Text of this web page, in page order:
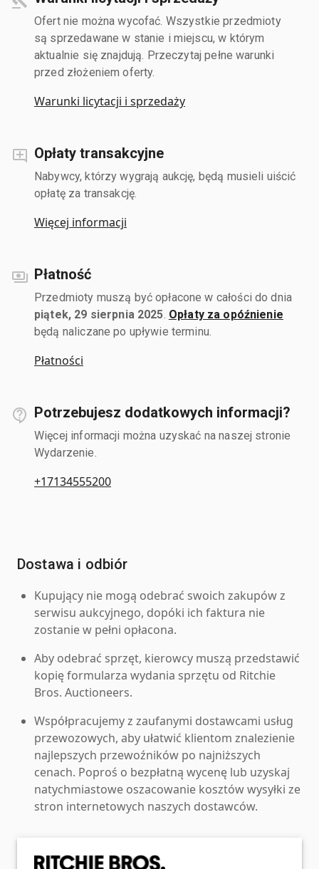
Ofert nie można wycofać. Wszystkie przedmioty
są sprzedawane w stanie i miejscu, w którym
aktualnie się znajdują. Przeczytaj pełne warunki
przed złożeniem oferty.
Warunki licytacji i sprzedaży
Opłaty transakcyjne
Nabywcy, którzy wygrają aukcję, będą musieli uiścić
opłatę za transakcję.
Więcej informacji
Płatność
Przedmioty muszą być opłacone w całości do dnia
piątek, 29 sierpnia 2025 Opłaty za opóźnienie
będą naliczane po upływie terminu.
Płatności
Potrzebujesz dodatkowych informacji?
Więcej informacji można uzyskać na naszej stronie
Wydarzenie.
+17134555200
Dostawa i odbiór
Kupujący nie mogą odebrać swoich zakupów z
serwisu aukcyjnego, dopóki ich faktura nie
zostanie w pełni opłacona.
Aby odebrać sprzęt, kierowcy muszą przedstawić
kopię formularza wydania sprzętu od Ritchie
Bros. Auctioneers.
Współpracujemy z zaufanymi dostawcami usług
przewozowych, aby ułatwić klientom znalezienie
najlepszych przewoźników po najniższych
cenach. Poproś o bezpłatną wycenę lub uzyskaj
natychmiastowe oszacowanie kosztów wysyłki ze
stron internetowych naszych dostawców.